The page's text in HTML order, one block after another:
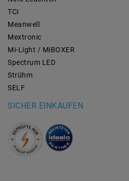
TCI
Meanwell
Mextronic
Mi-Light / MiBOXER
Spectrum LED
Strühm
SELF
SICHER EINKAUFEN